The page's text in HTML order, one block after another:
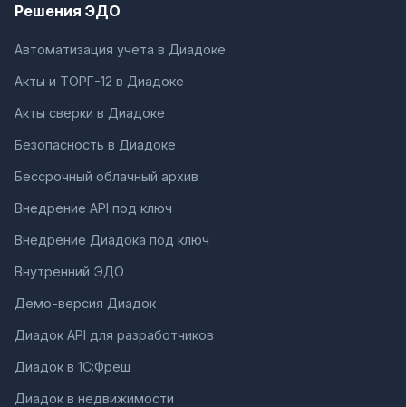
Решения ЭДО
Автоматизация учета в Диадоке
Акты и ТОРГ-12 в Диадоке
Акты сверки в Диадоке
Безопасность в Диадоке
Бессрочный облачный архив
Внедрение API под ключ
Внедрение Диадока под ключ
Внутренний ЭДО
Демо-версия Диадок
Диадок API для разработчиков
Диадок в 1С:Фреш
Диадок в недвижимости